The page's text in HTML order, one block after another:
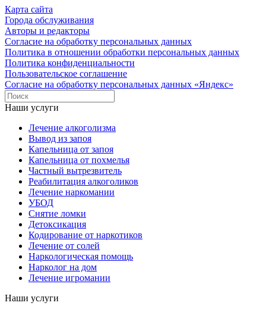
Карта сайта
Города обслуживания
Авторы и редакторы
Согласие на обработку персональных данных
Политика в отношении обработки персональных данных
Политика конфиденциальности
Пользовательское соглашение
Согласие на обработку персональных данных «Яндекс»
Наши услуги
Лечение алкоголизма
Вывод из запоя
Капельница от запоя
Капельница от похмелья
Частный вытрезвитель
Реабилитация алкоголиков
Лечение наркомании
УБОД
Снятие ломки
Детоксикация
Кодирование от наркотиков
Лечение от солей
Наркологическая помощь
Нарколог на дом
Лечение игромании
Наши услуги